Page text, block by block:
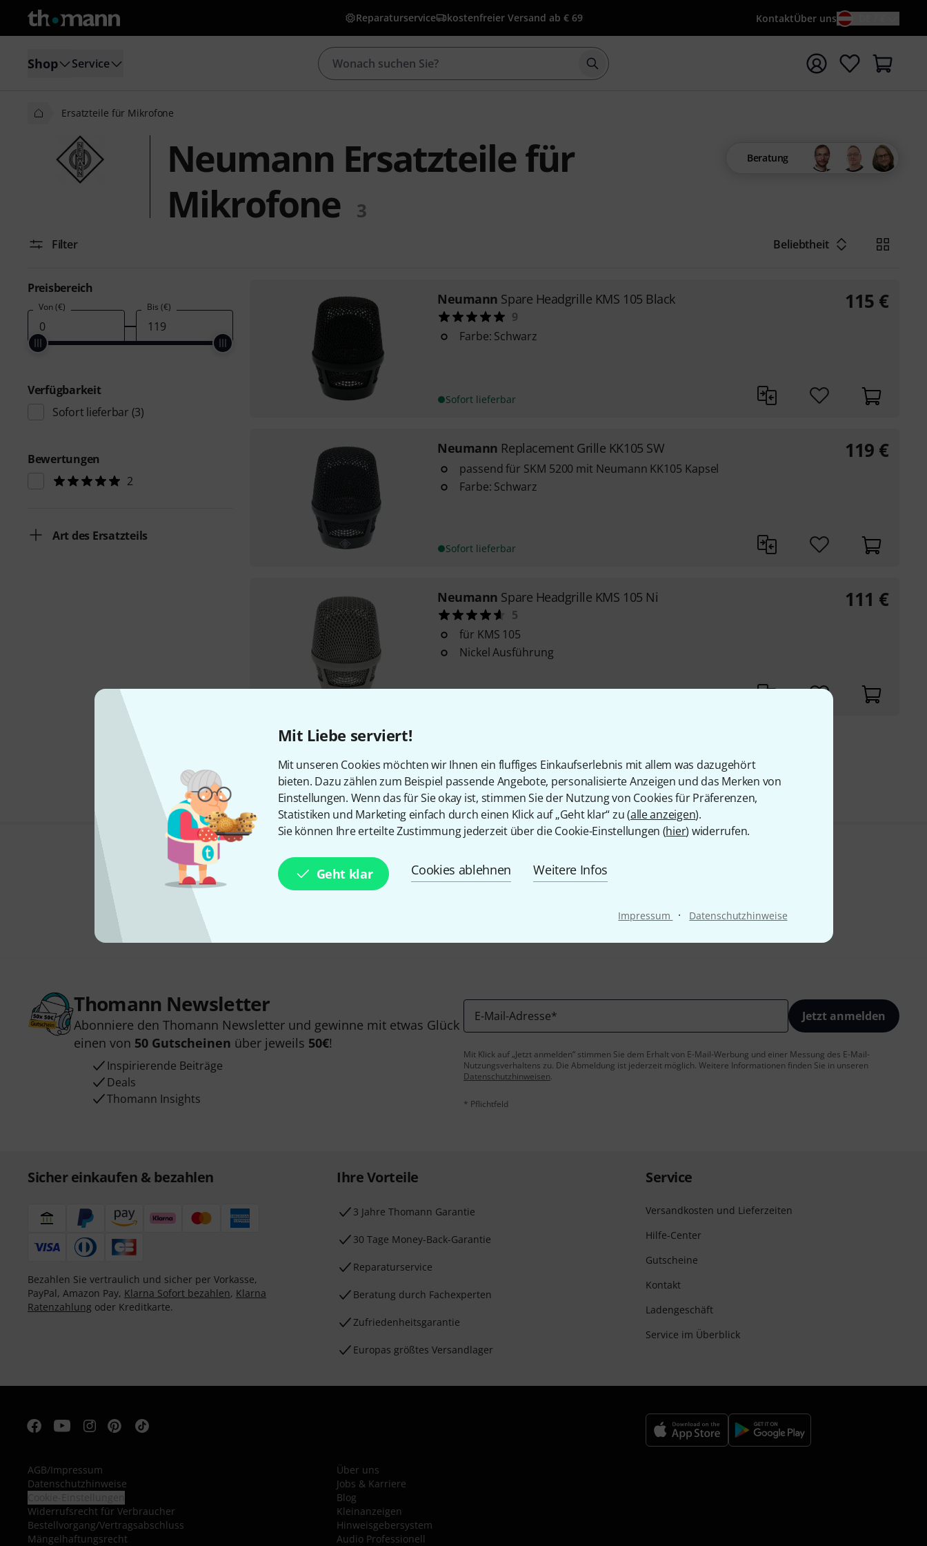
Mit Liebe serviert!
Mit unseren Cookies möchten wir Ihnen ein fluffiges Einkaufserlebnis mit allem was dazugehört
bieten. Dazu zählen zum Beispiel passende Angebote, personalisierte Anzeigen und das Merken von
Einstellungen. Wenn das für Sie okay ist, stimmen Sie der Nutzung von Cookies für Präferenzen,
Statistiken und Marketing einfach durch einen Klick auf „Geht klar“ zu (alle anzeigen).
Sie können Ihre erteilte Zustimmung jederzeit über die Cookie-Einstellungen (hier) widerrufen.
Geht klar Cookies ablehnen Weitere Infos
Impressum · Datenschutzhinweise
Reparaturservice kostenfreier Versand ab € 69 KontaktÜber uns
Shop Service Suche mit Suchwort {searchTerm} starten
Ersatzteile für Mikrofone
Neumann Ersatzteile für
Mikrofone
3
Beratung
Filter Beliebtheit
Preisbereich
Von (€) Bis (€)
Verfügbarkeit
Sofort lieferbar (3)
Bewertungen
2
Art des Ersatzteils
Neumann Spare Headgrille KMS 105 Black
9
Farbe: Schwarz
Sofort lieferbar
115 €
Neumann Replacement Grille KK105 SW
passend für SKM 5200 mit Neumann KK105 Kapsel
Farbe: Schwarz
Sofort lieferbar
119 €
Neumann Spare Headgrille KMS 105 Ni
5
für KMS 105
Nickel Ausführung
111 €
Alle Preise inkl. MwSt.
Gefällt Ihnen, was Sie sehen?
Thomann Newsletter
Abonniere den Thomann Newsletter und gewinne mit etwas Glück
einen von 50 Gutscheinen über jeweils 50€!
Inspirierende Beiträge
Deals
Thomann Insights
E-Mail-Adresse* Jetzt anmelden
Mit Klick auf „Jetzt anmelden“ stimmen Sie dem Erhalt von E-Mail-Werbung und einer Messung des E-Mail-
Nutzungsverhaltens zu. Die Abmeldung ist jederzeit möglich. Weitere Informationen finden Sie in unseren
Datenschutzhinweisen.
* Pflichtfeld
Sicher einkaufen & bezahlen
Bezahlen Sie vertraulich und sicher per Vorkasse,
PayPal, Amazon Pay, Klarna Sofort bezahlen, Klarna
Ratenzahlung oder Kreditkarte.
Ihre Vorteile
3 Jahre Thomann Garantie
30 Tage Money-Back-Garantie
Reparaturservice
Beratung durch Fachexperten
Zufriedenheitsgarantie
Europas größtes Versandlager
Service
Versandkosten und Lieferzeiten
Hilfe-Center
Gutscheine
Kontakt
Ladengeschäft
Service im Überblick
AGB/Impressum
Datenschutzhinweise
Widerrufsrecht für Verbraucher
Bestellvorgang/Vertragsabschluss
Mängelhaftungsrecht
Über uns
Jobs & Karriere
Blog
Kleinanzeigen
Hinweisgebersystem
Audio Professionell